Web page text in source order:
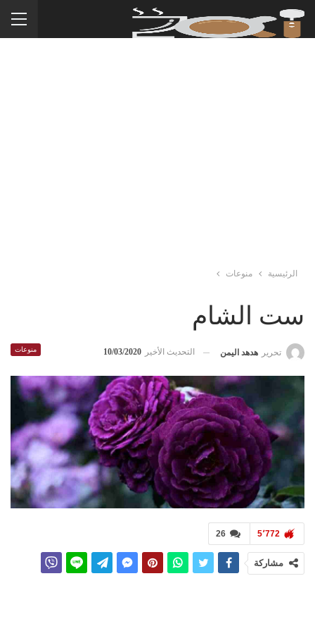
الرئيسية منوعات
ست الشام
منوعات تحرير هدهد اليمن التحديث الأخير 10/03/2020
26 5٬772
مشاركة